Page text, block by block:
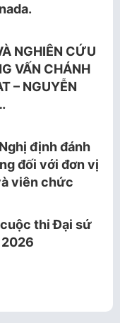
NGHIÊN CỨU
VẤN CHÁNH
– NGUYỄN
định đánh
đối với đơn vị
viên chức
thi Đại sứ
2026